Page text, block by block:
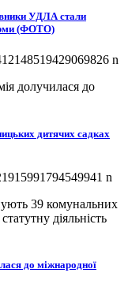
УДЛА стали
(ФОТО)
долучилася до
дитячих садках
39 комунальних
діяльність
до міжнародної